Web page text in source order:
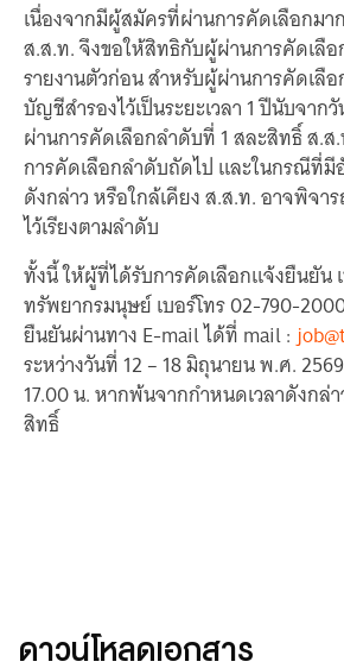
เนื่องจากมีผู้สมัครที่ผ่านการคัดเลือกมา
ส.ส.ท. จึงขอให้สิทธิกับผู้ผ่านการคัดเลือ
รายงานตัวก่อน สำหรับผู้ผ่านการคัดเลื
บัญชีสำรองไว้เป็นระยะเวลา 1 ปีนับจา
ผ่านการคัดเลือกลำดับที่ 1 สละสิทธิ์ ส.ส
การคัดเลือกลำดับถัดไป และในกรณีที่มี
ดังกล่าว หรือใกล้เคียง ส.ส.ท. อาจพิจา
ไว้เรียงตามลำดับ
ทั้งนี้ ให้ผู้ที่ได้รับการคัดเลือกแจ้งยืนยัน
ทรัพยากรมนุษย์ เบอร์โทร 02-790-
ยืนยันผ่านทาง E-mail ได้ที่ mail :
ระหว่างวันที่ 12 – 18 มิถุนายน พ.ศ.
17.00 น. หากพ้นจากกำหนดเวลาดังกล่
สิทธิ์
ดาวน์โหลดเอกสาร